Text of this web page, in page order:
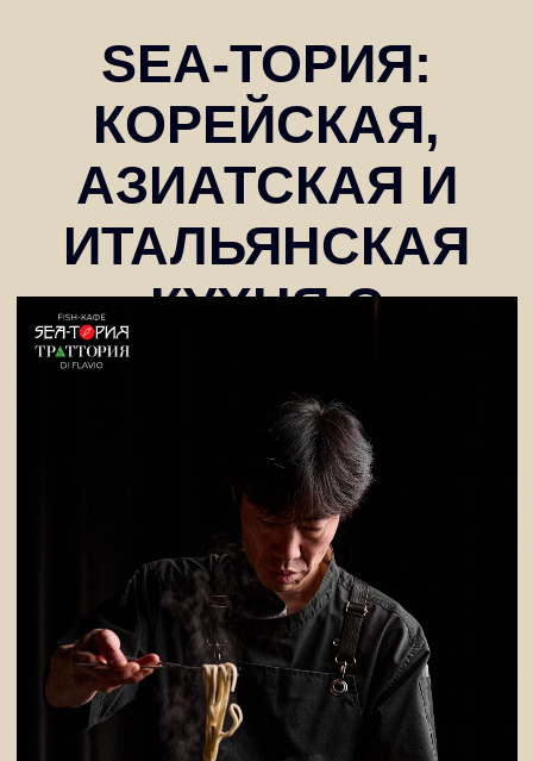
SEA‑ТОРИЯ:
КОРЕЙСКАЯ,
АЗИАТСКАЯ И
ИТАЛЬЯНСКАЯ
КУХНЯ С
АТМОСФЕРОЙ И
ВИННЫМИ
ПАРАМИ
Телеграм‑канал Sea‑Тории
— для тех,
кто ищет«свой» ресторан в Москве
Здесь рассказывают о философии